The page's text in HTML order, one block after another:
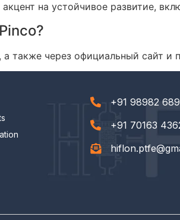
на устойчивое развитие,
также через официальный сайт и
+91 98982
+91 70163